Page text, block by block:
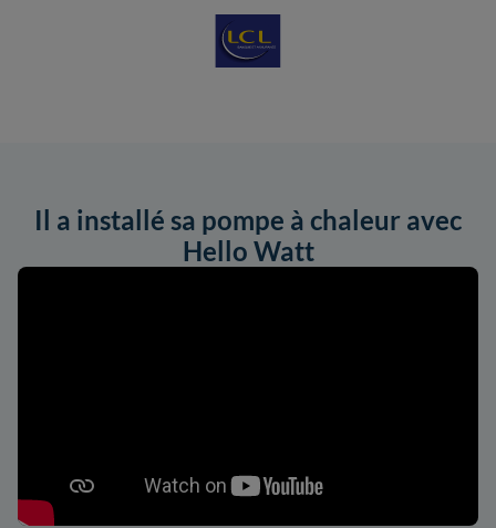
Il a installé sa pompe à chaleur avec
Hello Watt